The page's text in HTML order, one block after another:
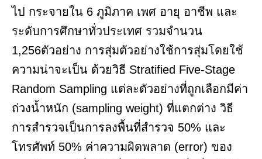
ไป กระจายใน 6 ภูมิภาค เพศ อายุ อาชีพ และ
ระดับการศึกษาทั่วประเทศ รวมจำนวน
1,256ตัวอย่าง การสุ่มตัวอย่างใช้การสุ่มโดยใช้
ความน่าจะเป็น ด้วยวิธี Stratified Five-Stage
Random Sampling แต่ละตัวอย่างที่ถูกเลือกมีค่า
ถ่วงน้ำหนัก (sampling weight) ที่แตกต่าง วิธี
การสำรวจเป็นการลงพื้นที่สำรวจ 50% และ
โทรศัพท์ 50% ค่าความผิดพลาด (error) ของ